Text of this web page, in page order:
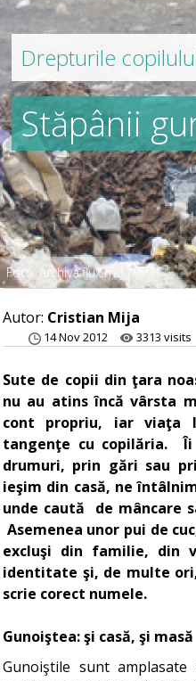
Drepturile
Stăpânii
Foto: archiva.flux.md
Autor: Cristian Mija
14 Nov 2012 remove_red_eye 3313 visits
Sute de copii din ţara
nu au atins încă vârsta
cont propriu, iar viaţa
tangenţe cu copilăria. Îi
drumuri, prin gări sau
ieşim din casă, ne
unde caută de mâncare
Asemenea unor pui de
excluşi din familie, din
identitate şi, de multe
scrie corect numele.
Gunoiştea: şi casă, şi masă
Gunoiştile sunt